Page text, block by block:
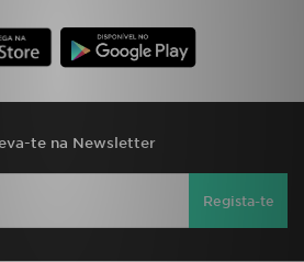
te na Newsletter
Regista-te